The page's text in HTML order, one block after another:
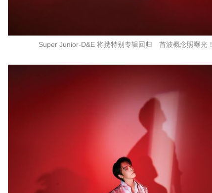
Super Junior-D&E 将携特别专辑回归 首波概念照曝光！